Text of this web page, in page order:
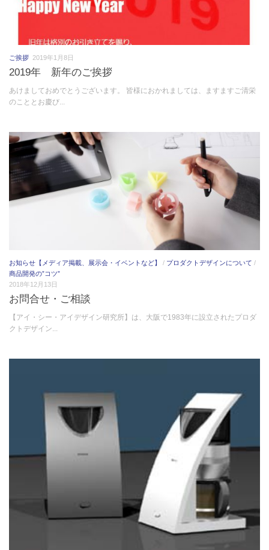
ご挨拶 2019年1月8日
2019年 新年のご挨拶
あけましておめでとうございます。 皆様におかれましては、ますますご清栄
のこととお慶び...
お知らせ【メディア掲載、展示会・イベントなど】 / プロダクトデザインについて /
商品開発の”コツ”
2018年12月13日
お問合せ・ご相談
【アイ・シー・アイデザイン研究所】は、大阪で1983年に設立されたプロダ
クトデザイン...